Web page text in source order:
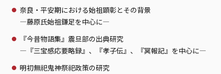
奈良・平安期における始祖顕彰とその背景
—藤原氏始祖鎌足を中心に—
『今昔物語集』震旦部の出典研究
—『三宝感応要略録』、『孝子伝』、『冥報記』を中心に—
明初無祀鬼神祭祀政策の研究